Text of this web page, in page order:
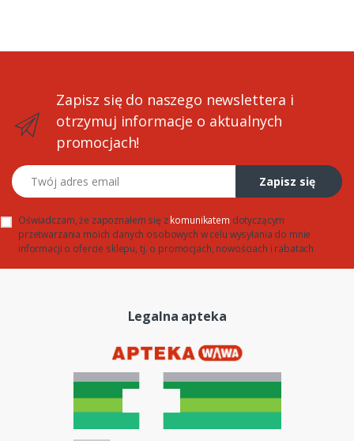
Zapisz się do naszego newslettera i
otrzymuj informacje o aktualnych
promocjach!
Twój adres email
Zapisz się
Oświadczam, że zapoznałem się zkomunikatem dotyczącym
przetwarzania moich danych osobowych w celu wysyłania do mnie
informacji o ofercie sklepu, tj. o promocjach, nowościach i rabatach
Legalna apteka